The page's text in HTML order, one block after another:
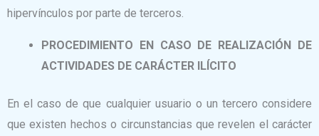
hipervínculos por parte de terceros.
PROCEDIMIENTO EN CASO DE REALIZACIÓN DE
ACTIVIDADES DE CARÁCTER ILÍCITO
En el caso de que cualquier usuario o un tercero considere
que existen hechos o circunstancias que revelen el carácter